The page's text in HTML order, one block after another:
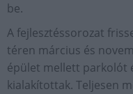
be.
A fejlesztéssorozat
téren március és
épület mellett parkolót
kialakítottak. Teljesen